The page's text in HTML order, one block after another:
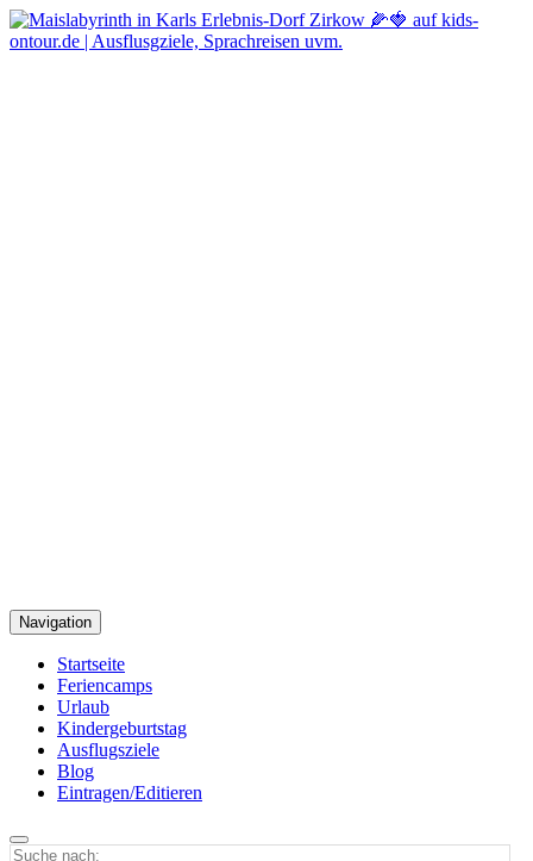
Navigation
Startseite
Feriencamps
Urlaub
Kindergeburtstag
Ausflugsziele
Blog
Eintragen/Editieren